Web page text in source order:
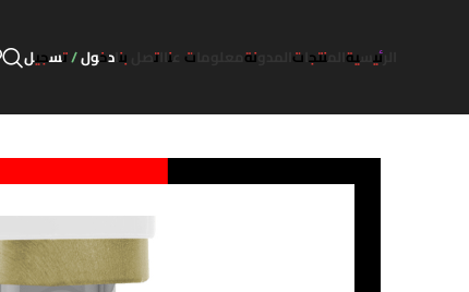
الرئيسية المنتجات المدونة معلومات عنا اتصل بنادخول / تسجيل